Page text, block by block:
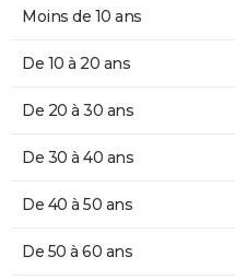
Moins de 10 ans
De 10 à 20 ans
De 20 à 30 ans
De 30 à 40 ans
De 40 à 50 ans
De 50 à 60 ans